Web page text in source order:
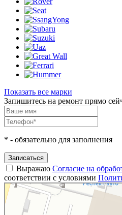
Показать все марки
Запишитесь на ремонт прямо
* - обязательно для заполнения
Записаться
Выражаю Согласие на
соответствии с условиями